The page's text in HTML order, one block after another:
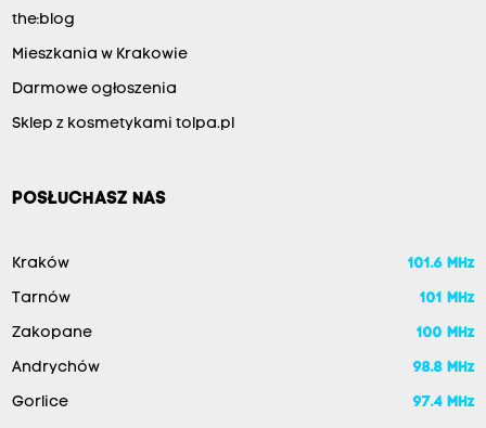
the:blog
Mieszkania w Krakowie
Darmowe ogłoszenia
Sklep z kosmetykami tolpa.pl
POSŁUCHASZ NAS
Kraków 101.6 MHz
Tarnów 101 MHz
Zakopane 100 MHz
Andrychów 98.8 MHz
Gorlice 97.4 MHz